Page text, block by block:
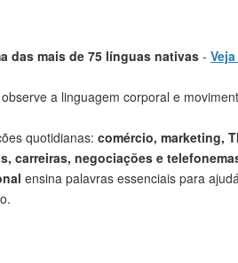
das mais de 75 línguas nativas -
a linguagem corporal e
quotidianas: comércio, marketing,
carreiras, negociações e
ensina palavras essenciais para